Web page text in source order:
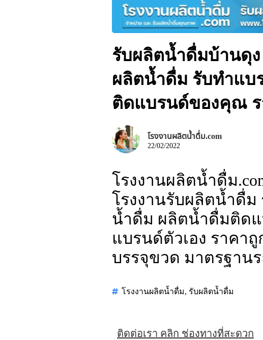
รับผลิตน้ำดื่มบ้านดุ
ผลิตน้ำดื่ม รับทำแ
ติดแบรนด์ของคุณ
โรงงานผลิตน้ำดื่ม.com
22/02/2022
โรงงานผลิตน้ำดื่ม
โรงงานรับผลิตน้ำดื่
น้ำดื่ม ผลิตน้ำดื่มติด
แบรนด์ตัวเอง ราคา
บรรจุขวด มาตรฐาน
โรงงานผลิตน้ำดื่ม, รับผลิตน้ำดื่ม
ติดต่อเรา คลิก ช่องทางที่สะดวก